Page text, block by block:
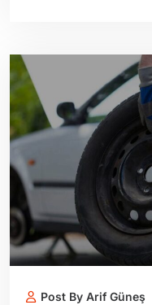
Post By Arif Güneş